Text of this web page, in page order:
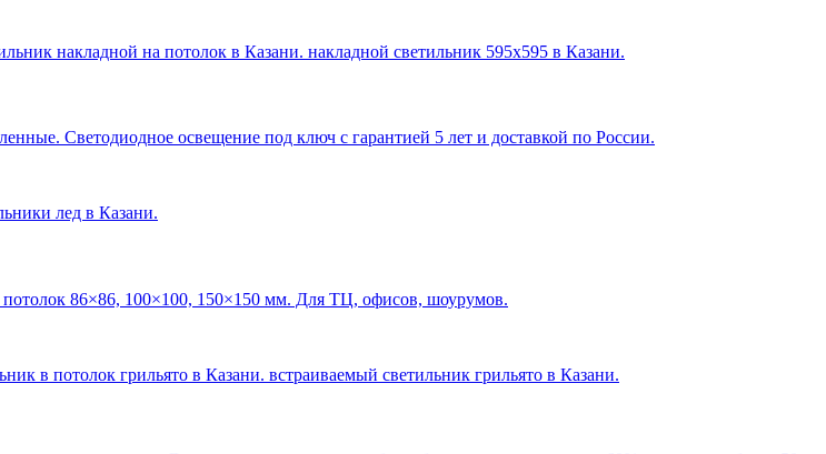
накладной на потолок в Казани. накладной светильник 595х595 в Казани.
Светодиодное освещение под ключ с гарантией 5 лет и доставкой по России.
лед в Казани.
86×86, 100×100, 150×150 мм. Для ТЦ, офисов, шоурумов.
в потолок грильято в Казани. встраиваемый светильник грильято в Казани.